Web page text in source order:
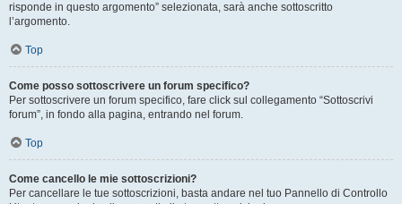
risponde in questo argomento” selezionata, sarà anche sottoscritto
l’argomento.
Top
Come posso sottoscrivere un forum specifico?
Per sottoscrivere un forum specifico, fare click sul collegamento “Sottoscrivi
forum”, in fondo alla pagina, entrando nel forum.
Top
Come cancello le mie sottoscrizioni?
Per cancellare le tue sottoscrizioni, basta andare nel tuo Pannello di Controllo